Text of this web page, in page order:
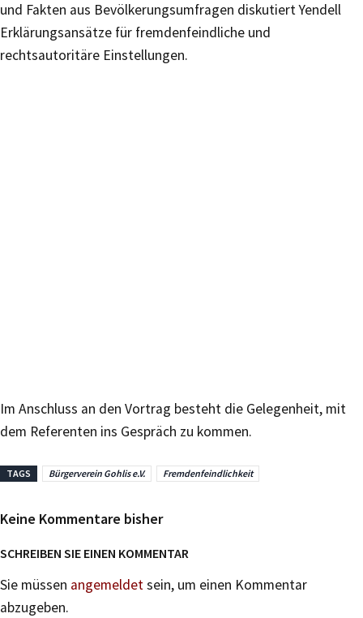
und Fakten aus Bevölkerungsumfragen diskutiert Yendell
Erklärungsansätze für fremdenfeindliche und
rechtsautoritäre Einstellungen.
Im Anschluss an den Vortrag besteht die Gelegenheit, mit
dem Referenten ins Gespräch zu kommen.
TAGS Bürgerverein Gohlis e.V. Fremdenfeindlichkeit
Keine Kommentare bisher
SCHREIBEN SIE EINEN KOMMENTAR
Sie müssen angemeldetsein, um einen Kommentar
abzugeben.